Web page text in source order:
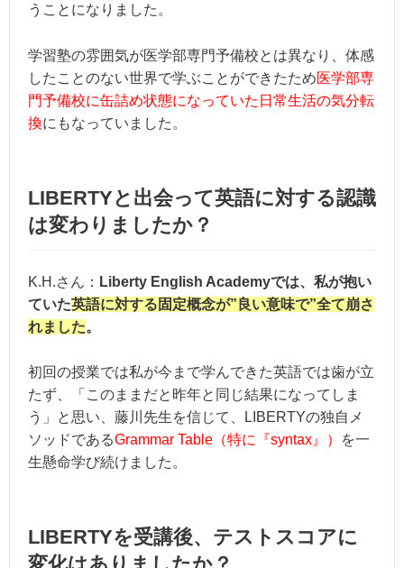
うことになりました。
学習塾の雰囲気が医学部専門予備校とは異なり、体感
したことのない世界で学ぶことができたため医学部専
門予備校に缶詰め状態になっていた日常生活の気分転
換にもなっていました。
LIBERTYと出会って英語に対する認識
は変わりましたか？
K.H.さん： Liberty English Academyでは、私が抱い
ていた英語に対する固定概念が”良い意味で”全て崩さ
れました。
初回の授業では私が今まで学んできた英語では歯が立
たず、「このままだと昨年と同じ結果になってしま
う」と思い、藤川先生を信じて、LIBERTYの独自メ
ソッドであるGrammar Table（特に『syntax』）
を一
生懸命学び続けました。
LIBERTYを受講後、テストスコアに